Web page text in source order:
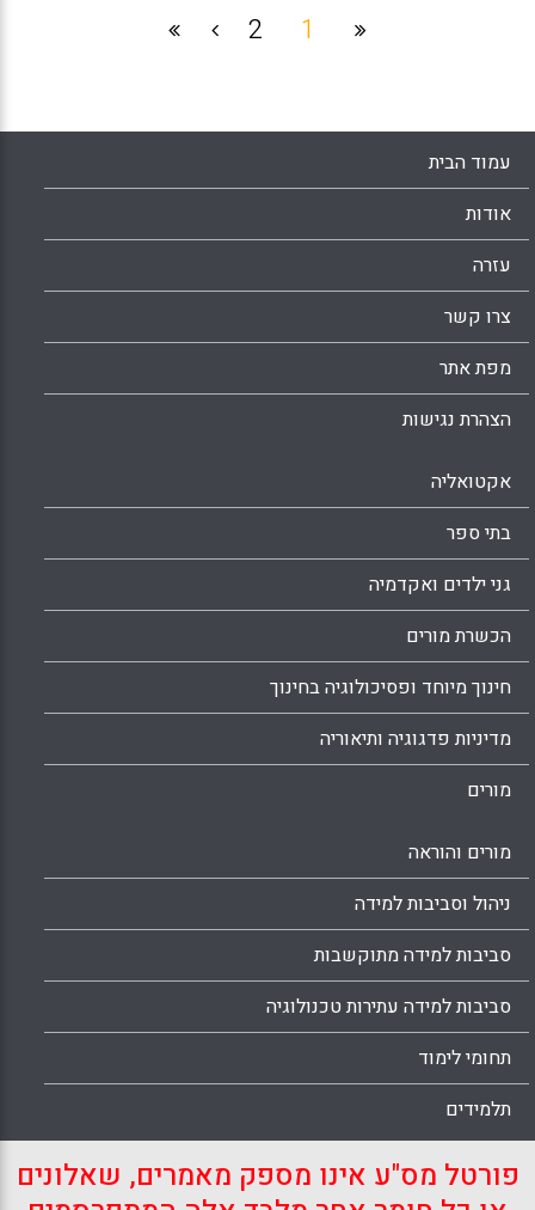
1
2
עמוד הבית
אודות
עזרה
צרו קשר
מפת אתר
הצהרת נגישות
אקטואליה
בתי ספר
גני ילדים ואקדמיה
הכשרת מורים
חינוך מיוחד ופסיכולוגיה בחינוך
מדיניות פדגוגיה ותיאוריה
מורים
מורים והוראה
ניהול וסביבות למידה
סביבות למידה מתוקשבות
סביבות למידה עתירות טכנולוגיה
תחומי לימוד
תלמידים
פורטל מס"ע אינו מספק מאמרים, שאלונים